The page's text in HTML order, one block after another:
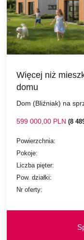
Więcej niż
domu
Dom (Bliźniak) na
599 000,00 PLN (8
Powierzchnia:
Pokoje:
Liczba pięter:
Pow. działki:
Nr oferty: